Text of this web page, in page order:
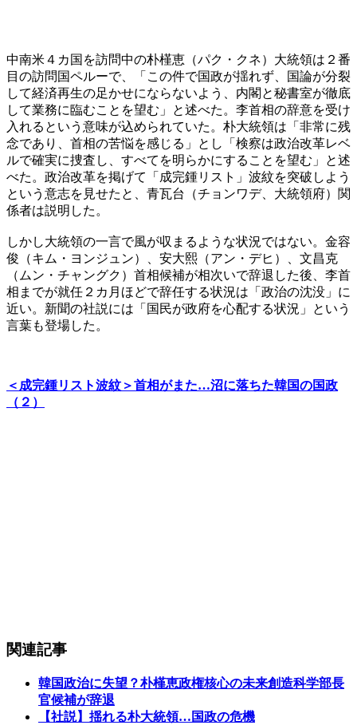
中南米４カ国を訪問中の朴槿恵（パク・クネ）大統領は２番
目の訪問国ペルーで、「この件で国政が揺れず、国論が分裂
して経済再生の足かせにならないよう、内閣と秘書室が徹底
して業務に臨むことを望む」と述べた。李首相の辞意を受け
入れるという意味が込められていた。朴大統領は「非常に残
念であり、首相の苦悩を感じる」とし「検察は政治改革レベ
ルで確実に捜査し、すべてを明らかにすることを望む」と述
べた。政治改革を掲げて「成完鍾リスト」波紋を突破しよう
という意志を見せたと、青瓦台（チョンワデ、大統領府）関
係者は説明した。
しかし大統領の一言で風が収まるような状況ではない。金容
俊（キム・ヨンジュン）、安大熙（アン・デヒ）、文昌克
（ムン・チャングク）首相候補が相次いで辞退した後、李首
相までが就任２カ月ほどで辞任する状況は「政治の沈没」に
近い。新聞の社説には「国民が政府を心配する状況」という
言葉も登場した。
＜成完鍾リスト波紋＞首相がまた…沼に落ちた韓国の国政
（２）
関連記事
韓国政治に失望？朴槿恵政権核心の未来創造科学部長
官候補が辞退
【社説】揺れる朴大統領…国政の危機